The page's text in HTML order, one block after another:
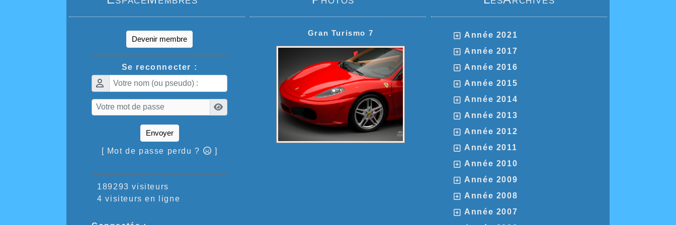
Devenir membre
Se reconnecter :
Envoyer
[ Mot de passe perdu ? ]
189293 visiteurs
4 visiteurs en ligne
Gran Turismo 7
Année 2021
Année 2017
Année 2016
Année 2015
Année 2014
Année 2013
Année 2012
Année 2011
Année 2010
Année 2009
Année 2008
Année 2007